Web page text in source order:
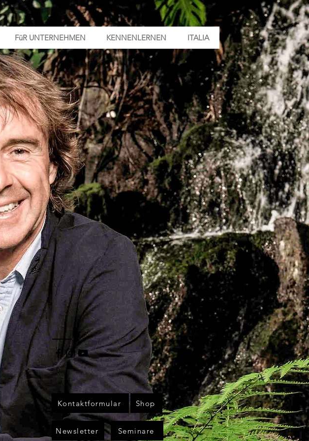
FüR UNTERNEHMEN KENNENLERNEN ITALIA
Kontaktformular Shop
Newsletter Seminare